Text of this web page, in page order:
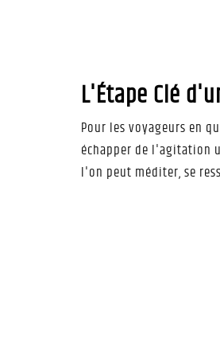
L'Étape Clé
Pour les voyageurs en
échapper de l'agitation
l'on peut méditer, se